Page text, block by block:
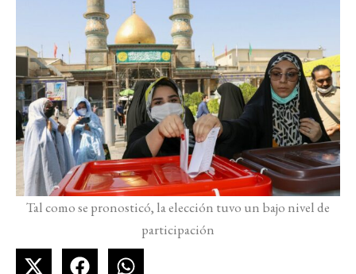
Tal como se pronosticó, la elección tuvo un bajo nivel de
participación